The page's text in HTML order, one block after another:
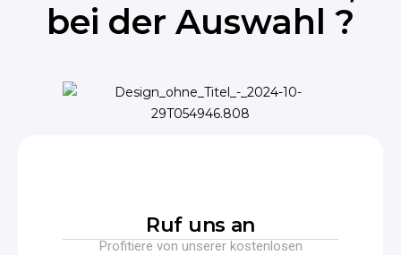
bei der Auswahl ?
Ruf uns an
Profitiere von unserer kostenlosen